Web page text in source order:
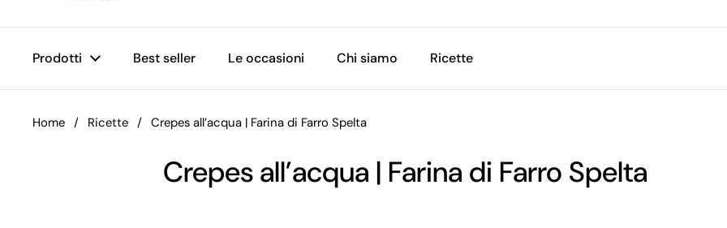
Prodotti Best seller Le occasioni Chi siamo Ricette
Home / Ricette / Crepes all’acqua | Farina di Farro Spelta
Crepes all’acqua | Farina di Farro Spelta